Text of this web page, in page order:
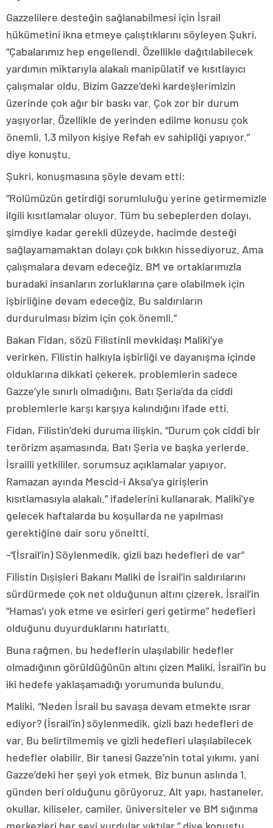
Gazzelilere desteğin sağlanabilmesi için İsrail
hükümetini ikna etmeye çalıştıklarını söyleyen Şukri,
“Çabalarımız hep engellendi. Özellikle dağıtılabilecek
yardımın miktarıyla alakalı manipülatif ve kısıtlayıcı
çalışmalar oldu. Bizim Gazze’deki kardeşlerimizin
üzerinde çok ağır bir baskı var. Çok zor bir durum
yaşıyorlar. Özellikle de yerinden edilme konusu çok
önemli. 1,3 milyon kişiye Refah ev sahipliği yapıyor.”
diye konuştu.
Şukri, konuşmasına şöyle devam etti:
“Rolümüzün getirdiği sorumluluğu yerine getirmemizle
ilgili kısıtlamalar oluyor. Tüm bu sebeplerden dolayı,
şimdiye kadar gerekli düzeyde, hacimde desteği
sağlayamamaktan dolayı çok bıkkın hissediyoruz. Ama
çalışmalara devam edeceğiz. BM ve ortaklarımızla
buradaki insanların zorluklarına çare olabilmek için
işbirliğine devam edeceğiz. Bu saldırıların
durdurulması bizim için çok önemli.”
Bakan Fidan, sözü Filistinli mevkidaşı Maliki’ye
verirken, Filistin halkıyla işbirliği ve dayanışma içinde
olduklarına dikkati çekerek, problemlerin sadece
Gazze’yle sınırlı olmadığını, Batı Şeria’da da ciddi
problemlerle karşı karşıya kalındığını ifade etti.
Fidan, Filistin’deki duruma ilişkin, “Durum çok ciddi bir
terörizm aşamasında, Batı Şeria ve başka yerlerde.
İsrailli yetkililer, sorumsuz açıklamalar yapıyor,
Ramazan ayında Mescid-i Aksa’ya girişlerin
kısıtlamasıyla alakalı.” ifadelerini kullanarak, Maliki’ye
gelecek haftalarda bu koşullarda ne yapılması
gerektiğine dair soru yöneltti.
-“(İsrail’in) Söylenmedik, gizli bazı hedefleri de var”
Filistin Dışişleri Bakanı Maliki de İsrail’in saldırılarını
sürdürmede çok net olduğunun altını çizerek, İsrail’in
“Hamas’ı yok etme ve esirleri geri getirme” hedefleri
olduğunu duyurduklarını hatırlattı.
Buna rağmen, bu hedeflerin ulaşılabilir hedefler
olmadığının görüldüğünün altını çizen Maliki, İsrail’in bu
iki hedefe yaklaşamadığı yorumunda bulundu.
Maliki, “Neden İsrail bu savaşa devam etmekte ısrar
ediyor? (İsrail’in) söylenmedik, gizli bazı hedefleri de
var. Bu belirtilmemiş ve gizli hedefleri ulaşılabilecek
hedefler olabilir. Bir tanesi Gazze’nin total yıkımı, yani
Gazze’deki her şeyi yok etmek. Biz bunun aslında 1.
günden beri olduğunu görüyoruz. Alt yapı, hastaneler,
okullar, kiliseler, camiler, üniversiteler ve BM sığınma